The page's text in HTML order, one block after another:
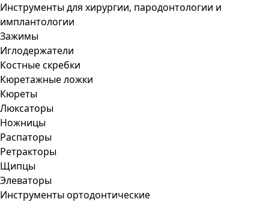
Инструменты для хирургии, пародонтологии и
имплантологии
Зажимы
Иглодержатели
Костные скребки
Кюретажные ложки
Кюреты
Люксаторы
Ножницы
Распаторы
Ретракторы
Щипцы
Элеваторы
Инструменты ортодонтические